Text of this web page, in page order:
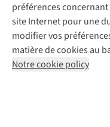
préférences
site Internet pour une
modifier vos
matière de cookies au
Notre cookie policy
Mentions légales